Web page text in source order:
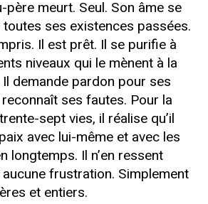
père meurt. Seul. Son âme se
ses existences passées.
Il est prêt. Il se purifie à
niveaux qui le mènent à la
demande pardon pour ses
ses fautes. Pour la
sept vies, il réalise qu’il
avec lui-même et avec les
longtemps. Il n’en ressent
frustration. Simplement
et entiers.